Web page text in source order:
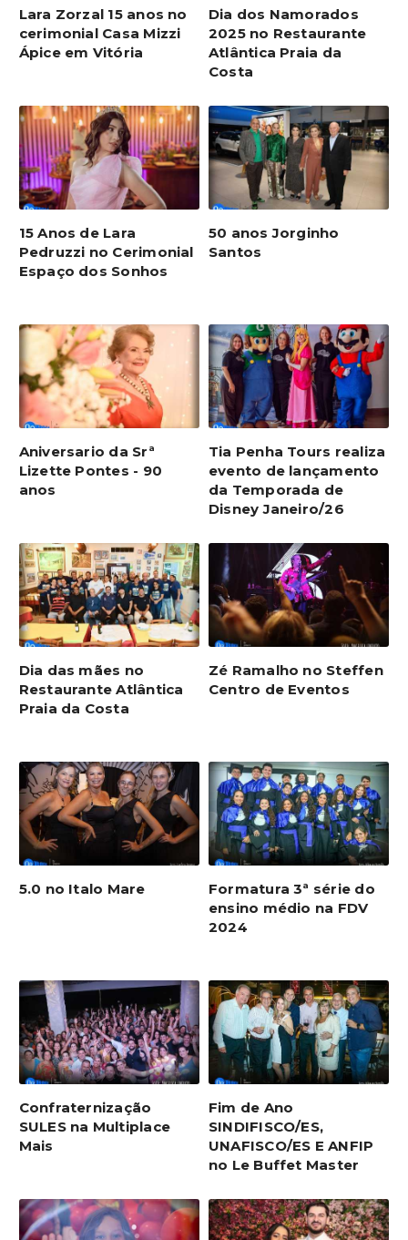
Lara Zorzal 15 anos no
cerimonial Casa Mizzi
Ápice em Vitória
Dia dos Namorados
2025 no Restaurante
Atlântica Praia da
Costa
15 Anos de Lara
Pedruzzi no Cerimonial
Espaço dos Sonhos
50 anos Jorginho
Santos
Aniversario da Srª
Lizette Pontes - 90
anos
Tia Penha Tours realiza
evento de lançamento
da Temporada de
Disney Janeiro/26
Dia das mães no
Restaurante Atlântica
Praia da Costa
Zé Ramalho no Steffen
Centro de Eventos
5.0 no Italo Mare
Formatura 3ª série do
ensino médio na FDV
2024
Confraternização
SULES na Multiplace
Mais
Fim de Ano
SINDIFISCO/ES,
UNAFISCO/ES E ANFIP
no Le Buffet Master